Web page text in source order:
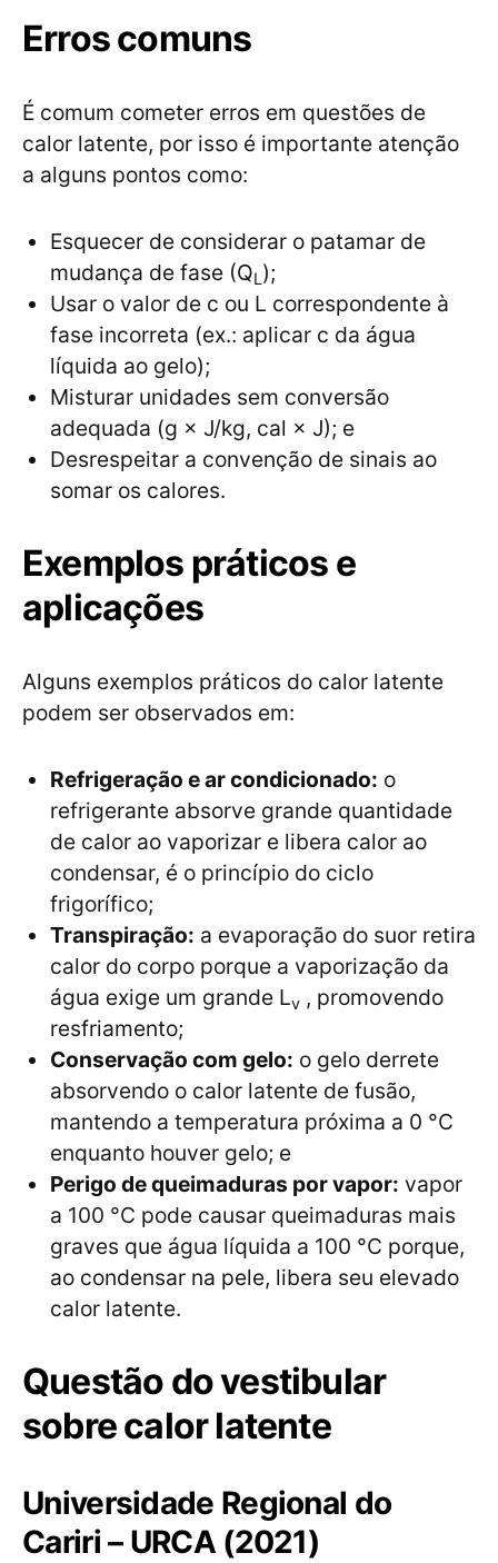
Erros comuns
É comum cometer erros em questões de
calor latente, por isso é importante atenção
a alguns pontos como:
Esquecer de considerar o patamar de
mudança de fase (QL);
Usar o valor de c ou L correspondente à
fase incorreta (ex.: aplicar c da água
líquida ao gelo);
Misturar unidades sem conversão
adequada (g × J/kg, cal × J); e
Desrespeitar a convenção de sinais ao
somar os calores.
Exemplos práticos e
aplicações
Alguns exemplos práticos do calor latente
podem ser observados em:
Refrigeração e ar condicionado: o
refrigerante absorve grande quantidade
de calor ao vaporizar e libera calor ao
condensar, é o princípio do ciclo
frigorífico;
Transpiração: a evaporação do suor retira
calor do corpo porque a vaporização da
água exige um grande Lv ​, promovendo
resfriamento;
Conservação com gelo: o gelo derrete
absorvendo o calor latente de fusão,
mantendo a temperatura próxima a 0 °C
enquanto houver gelo; e
Perigo de queimaduras por vapor: vapor
a 100 °C pode causar queimaduras mais
graves que água líquida a 100 °C porque,
ao condensar na pele, libera seu elevado
calor latente.
Questão do vestibular
sobre calor latente
Universidade Regional do
Cariri – URCA (2021)